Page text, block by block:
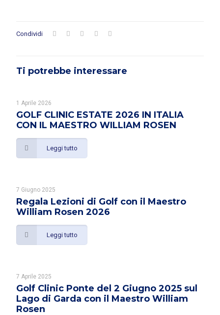
Condividi
Ti potrebbe interessare
1 Aprile 2026
GOLF CLINIC ESTATE 2026 IN ITALIA
CON IL MAESTRO WILLIAM ROSEN
Leggi tutto
7 Giugno 2025
Regala Lezioni di Golf con il Maestro
William Rosen 2026
Leggi tutto
7 Aprile 2025
Golf Clinic Ponte del 2 Giugno 2025 sul
Lago di Garda con il Maestro William
Rosen